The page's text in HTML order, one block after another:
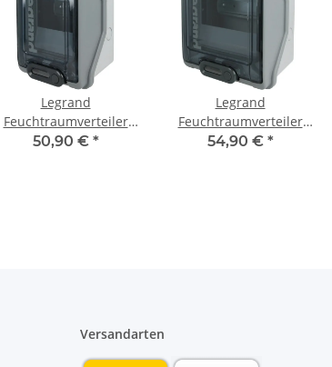
Legrand
Feuchtraumverteiler
Aufputz 1 x 4 TE 601974
50,90 € *
Legrand
Feuchtraumverteiler
Aufputz 1 x 6 TE 601976
54,90 € *
Versandarten